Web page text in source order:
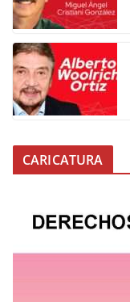
CARICATURA